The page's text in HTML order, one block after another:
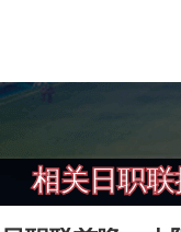
相关日职